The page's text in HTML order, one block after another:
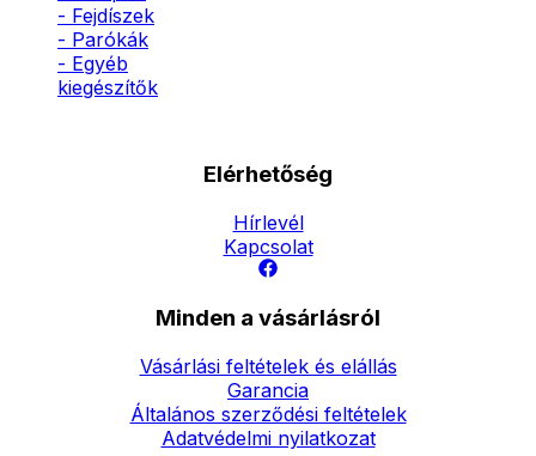
- Fejdíszek
- Parókák
- Egyéb
kiegészítők
Elérhetőség
Hírlevél
Kapcsolat
Minden a vásárlásról
Vásárlási feltételek és elállás
Garancia
Általános szerződési feltételek
Adatvédelmi nyilatkozat